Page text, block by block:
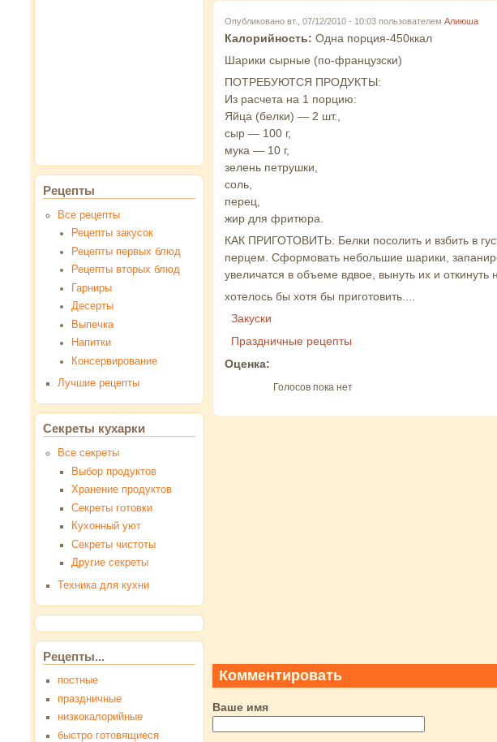
Опубликовано вт., 07/12/2010 - 10:03 пользователем Алиюша
Калорийность: Одна порция-450ккал
Шарики сырные (по-французски)
ПОТРЕБУЮТСЯ ПРОДУКТЫ:
Из расчета на 1 порцию:
Яйца (белки) — 2 шт.,
сыр — 100 г,
мука — 10 г,
зелень петрушки,
соль,
перец,
жир для фритюра.
КАК ПРИГОТОВИТЬ: Белки посолить и взбить в
перцем. Сформовать небольшие шарики,
увеличатся в объеме вдвое, вынуть их и
хотелось бы хотя бы приготовить....
Закуски
Праздничные рецепты
Оценка:
Голосов пока нет
Комментировать
Ваше имя
Рецепты
Все рецепты
Рецепты закусок
Рецепты первых блюд
Рецепты вторых блюд
Гарниры
Десерты
Выпечка
Напитки
Консервирование
Лучшие рецепты
Секреты кухарки
Все секреты
Выбор продуктов
Хранение продуктов
Секреты готовки
Кухонный уют
Секреты чистоты
Другие секреты
Техника для кухни
Рецепты...
постные
праздничные
низкокалорийные
быстро готовящиеся